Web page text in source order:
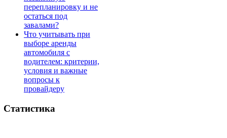
перепланировку и не
остаться под
завалами?
Что учитывать при
выборе аренды
автомобиля с
водителем: критерии,
условия и важные
вопросы к
провайдеру
Статистика